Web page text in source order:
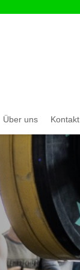
Über uns Kontakt